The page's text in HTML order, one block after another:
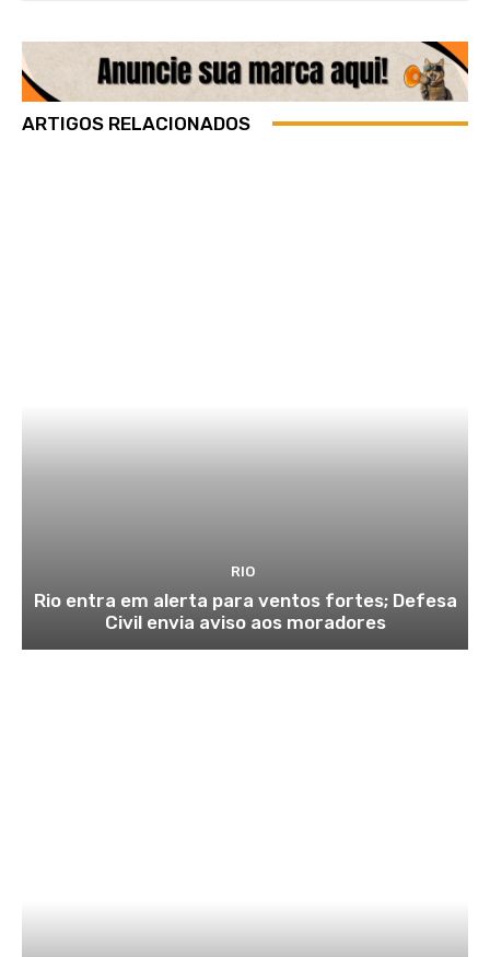
ARTIGOS RELACIONADOS
RIO
Rio entra em alerta para ventos fortes; Defesa
Civil envia aviso aos moradores